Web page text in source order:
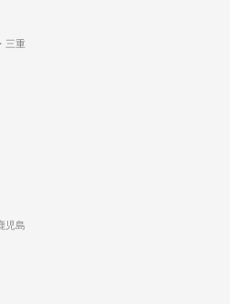
三重
児島